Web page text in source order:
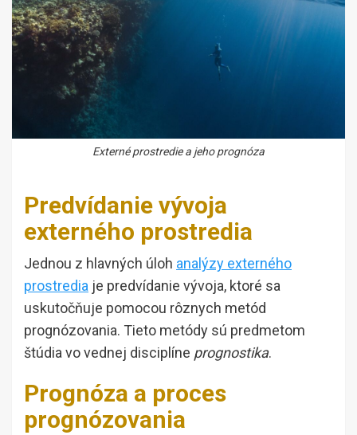
Externé prostredie a jeho prognóza
Predvídanie vývoja
externého prostredia
Jednou z hlavných úloh analýzy externého
prostredia je predvídanie vývoja, ktoré sa
uskutočňuje pomocou rôznych metód
prognózovania. Tieto metódy sú predmetom
štúdia vo vednej disciplíne prognostika.
Prognóza a proces
prognózovania